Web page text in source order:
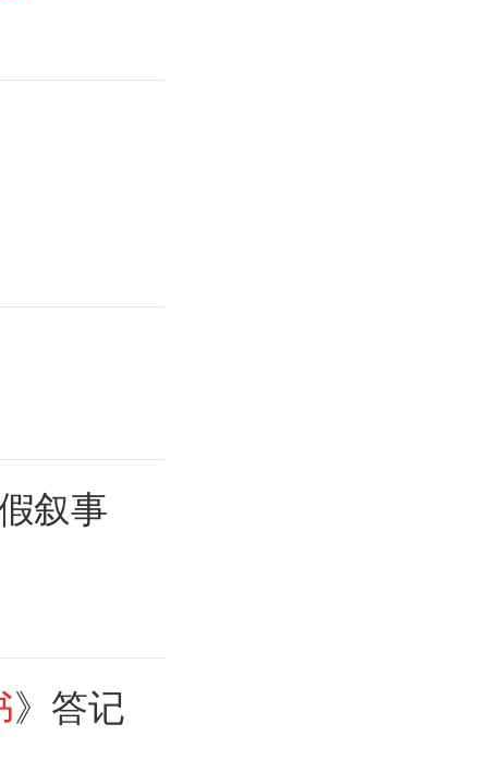
叙事
》答记